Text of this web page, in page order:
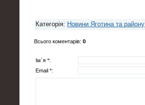
Категорія: Новини Яготина та району
Всього коментарів: 0
Ім`я *:
Email *: